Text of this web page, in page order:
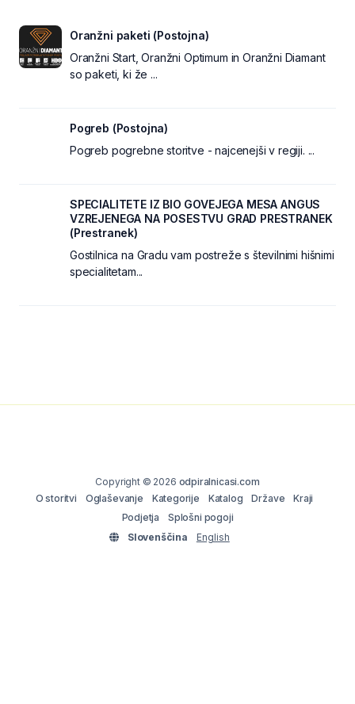
Oranžni paketi (Postojna)
Oranžni Start, Oranžni Optimum in Oranžni Diamant
so paketi, ki že ...
Pogreb (Postojna)
Pogreb pogrebne storitve - najcenejši v regiji. ...
SPECIALITETE IZ BIO GOVEJEGA MESA ANGUS
VZREJENEGA NA POSESTVU GRAD PRESTRANEK
(Prestranek)
Gostilnica na Gradu vam postreže s številnimi hišnimi
specialitetam...
Copyright © 2026 odpiralnicasi.com
O storitvi
Oglaševanje Kategorije Katalog Države
Kraji
Podjetja
Splošni pogoji
Slovenščina
English